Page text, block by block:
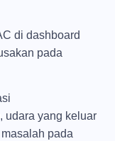
di dashboard
pada
udara yang keluar
pada